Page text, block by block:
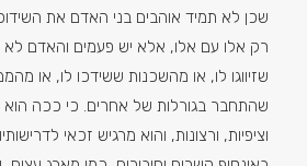
שכן לא תמיד אוהבים בני האדם את
רק אלו עם אלו, אלא יש פעמים והאדם
שזיווגו לו, או מהשכנות ששידכו לו, או
שהתחבר בגורלות של אחרים. כי ככה הוא
וציפיות, ורצונות, והוא מרגיש זכאי